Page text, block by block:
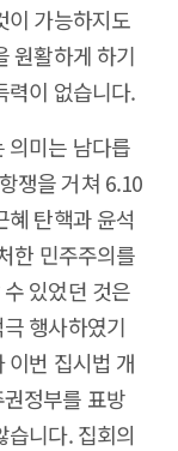
이 가능하지도
원활하게 하기
력이 없습니다.
의미는 남다릅
쟁을 거쳐 6.10
탄핵과 윤석
한 민주주의를
있었던 것은
행사하였기
이번 집시법 개
정부를 표방
니다. 집회의